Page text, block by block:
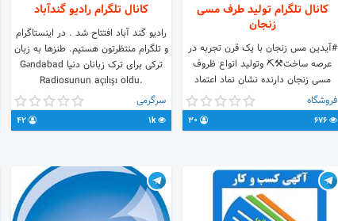
کانال تلگرام تولید طرف مسی
زنجان
#آیدین مس زنجان با یک قرن تجربه در
عرصه ساخت⚒️⛏️ وتولید انواع ظروف
مسی زنجان دارنده نشان نماد اعتماد
طلایی🎖️🏆 فروش آنلاین 🖥️ومشتری
مداری جهت دریافت اطلاعات و قیمت با
ادمین در ارتباط باشید 👇👇
فروشگاه
676
30
کانال تلگرام رادیو گندآباد
رادیو گند آباد افتتاح شد . در اینستاگرام
و تلگرام منتظرتون هستیم. طنزها به زبان
ترکی برای ترک زبانان دنیا Gəndabad
Radiosunun açılışı oldu.
İnstaqramda və teleqramda sizi
gözləyirik. Dünyanın türkdilliləri üçün
Türk yumoru
سرگرمی
1k
42